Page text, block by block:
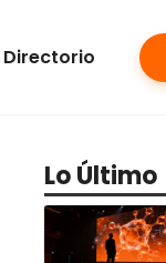
Directorio
Lo Último